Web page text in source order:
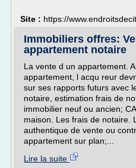
Site : https://
Immobiliers offres:
appartement notaire
La vente d un appartement.
appartement, l acqu reur
sur ses rapports futurs avec
notaire, estimation frais de
immobilier neuf ou ancien;
maison. Les frais de notaire.
authentique de vente ou
appartement sur plan;...
Lire la suite